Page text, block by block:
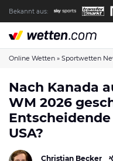
Bekannt aus:
Die wetten.com Redaktion
So bewerten wir die
wetten.com auf Facebook
wetten.com auf YouTube
Spielsucht Hilfe &
Online Wetten » Sportwetten
Nach Kanada
WM 2026
USA?
Christian Becker